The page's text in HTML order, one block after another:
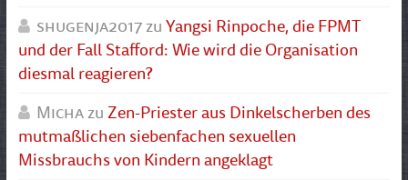
shugenja2017zuYangsi Rinpoche, die FPMT
und der Fall Stafford: Wie wird die Organisation
diesmal reagieren?
MichazuZen-Priester aus Dinkelscherben des
mutmaßlichen siebenfachen sexuellen
Missbrauchs von Kindern angeklagt